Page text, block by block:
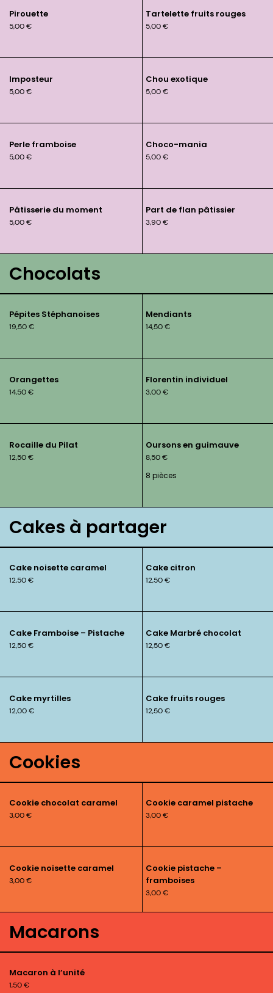
Pirouette
5,00€
Tartelette fruits rouges
5,00€
Imposteur
5,00€
Chou exotique
5,00€
Perle framboise
5,00€
Choco-mania
5,00€
Pâtisserie du moment
5,00€
Part de flan pâtissier
3,90€
Chocolats
Pépites Stéphanoises
19,50€
Mendiants
14,50€
Orangettes
14,50€
Florentin individuel
3,00€
Rocaille du Pilat
12,50€
Oursons en guimauve
8,50€
8 pièces
Cakes à partager
Cake noisette caramel
12,50€
Cake citron
12,50€
Cake Framboise – Pistache
12,50€
Cake Marbré chocolat
12,50€
Cake myrtilles
12,00€
Cake fruits rouges
12,50€
Cookies
Cookie chocolat caramel
3,00€
Cookie caramel pistache
3,00€
Cookie noisette caramel
3,00€
Cookie pistache –
framboises
3,00€
Macarons
Macaron à l’unité
1,50€